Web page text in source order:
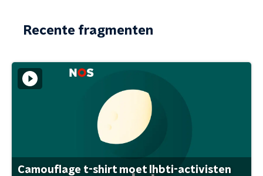
Recente fragmenten
Camouflage t-shirt moet lhbti-activisten